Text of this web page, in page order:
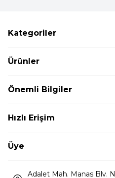
Kategoriler
Ürünler
Önemli Bilgiler
Hızlı Erişim
Üye
Adalet Mah. Manas Blv.